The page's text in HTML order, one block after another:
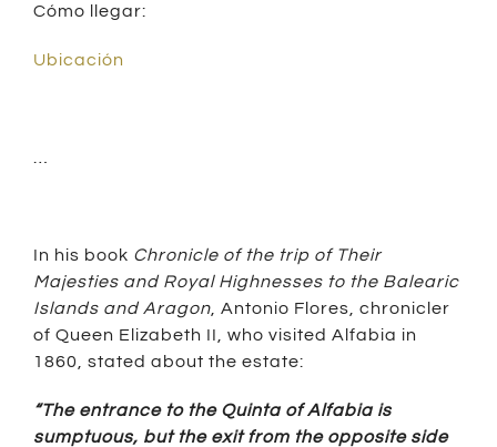
Cómo llegar:
Ubicación
In his book Chronicle of the trip of Their
Majesties and Royal Highnesses to the Balearic
Islands and Aragon , Antonio Flores, chronicler
of Queen Elizabeth II, who visited Alfabia in
1860, stated about the estate:
“The entrance to the Quinta of Alfabia is
sumptuous, but the exit from the opposite side